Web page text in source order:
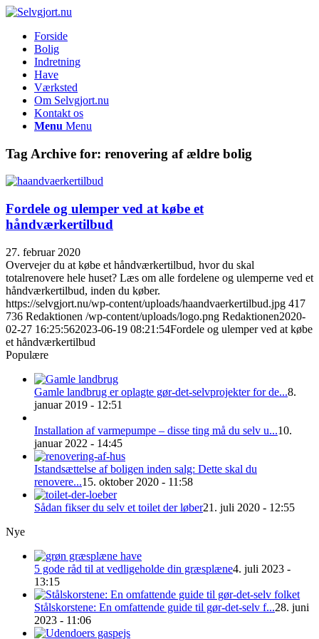
Forside
Bolig
Indretning
Have
Værksted
Om Selvgjort.nu
Kontakt os
Menu Menu
Tag Archive for: renovering af ældre bolig
Fordele og ulemper ved at købe et
håndværkertilbud
27. februar 2020
Overvejer du at købe et håndværkertilbud, hvor du skal
totalrenovere hele huset? Læs om alle fordelene og ulemperne ved et
håndværkertilbud, inden du køber.
https://selvgjort.nu/wp-content/uploads/haandvaerkertilbud.jpg 417
736 Redaktionen /wp-content/uploads/logo.png Redaktionen2020-
02-27 16:25:562023-06-19 08:21:54Fordele og ulemper ved at købe
et håndværkertilbud
Populære
Gamle landbrug er oplagte gør-det-selvprojekter for de...8.
januar 2019 - 12:51
Installation af varmepumpe – disse ting må du selv u...10.
januar 2022 - 14:45
Istandsættelse af boligen inden salg: Dette skal du
renovere...15. oktober 2020 - 11:58
Sådan fikser du selv et toilet der løber21. juli 2020 - 12:55
Nye
5 gode råd til at vedligeholde din græsplæne4. juli 2023 -
13:15
Stålskorstene: En omfattende guide til gør-det-selv f...28. juni
2023 - 11:06